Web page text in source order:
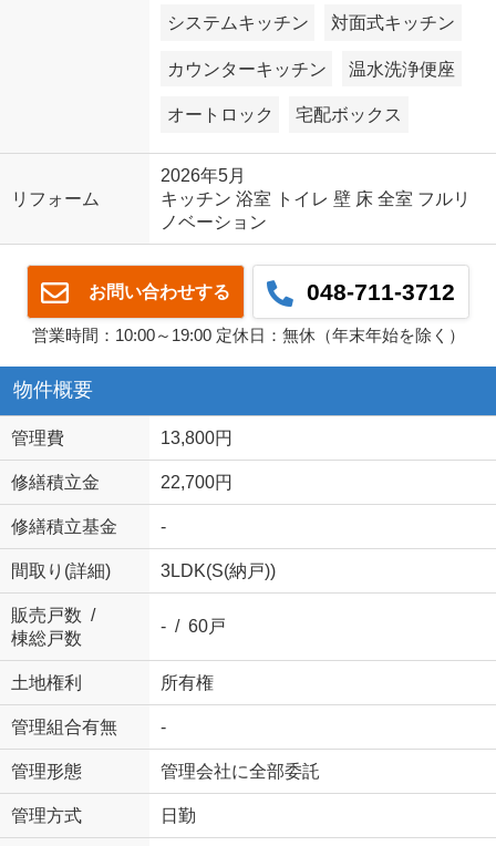
システムキッチン 対面式キッチン
カウンターキッチン 温水洗浄便座
オートロック 宅配ボックス
リフォーム
2026年5月
キッチン 浴室 トイレ 壁 床 全室 フルリ
ノベーション
お問い合わせする 048-711-3712
営業時間：10:00～19:00 定休日：無休（年末年始を除く）
物件概要
管理費 13,800円
修繕積立金 22,700円
修繕積立基金 -
間取り(詳細) 3LDK(S(納戸))
販売戸数 /
棟総戸数
- / 60戸
土地権利 所有権
管理組合有無 -
管理形態 管理会社に全部委託
管理方式 日勤